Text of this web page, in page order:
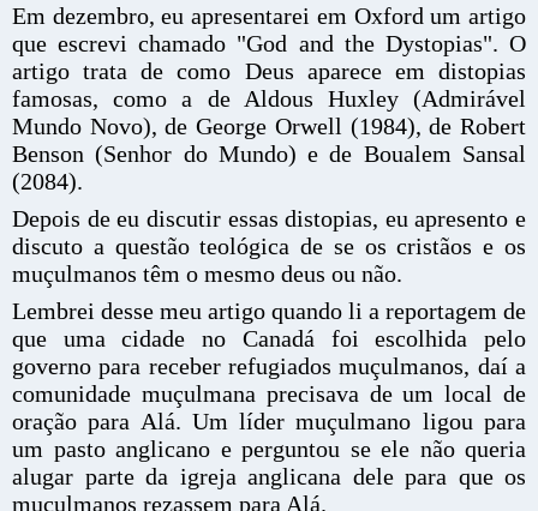
Em dezembro, eu apresentarei em Oxford um artigo
que escrevi chamado "God and the Dystopias". O
artigo trata de como Deus aparece em distopias
famosas, como a de Aldous Huxley (Admirável
Mundo Novo), de George Orwell (1984), de Robert
Benson (Senhor do Mundo) e de Boualem Sansal
(2084).
Depois de eu discutir essas distopias, eu apresento e
discuto a questão teológica de se os cristãos e os
muçulmanos têm o mesmo deus ou não.
Lembrei desse meu artigo quando li a reportagem de
que uma cidade no Canadá foi escolhida pelo
governo para receber refugiados muçulmanos, daí a
comunidade muçulmana precisava de um local de
oração para Alá. Um líder muçulmano ligou para
um pasto anglicano e perguntou se ele não queria
alugar parte da igreja anglicana dele para que os
muçulmanos rezassem para Alá.